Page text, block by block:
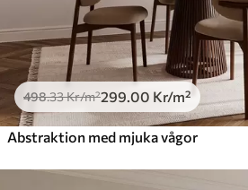
498.33Kr/m²299 .00 Kr/m²
Abstraktion med mjuka vågor